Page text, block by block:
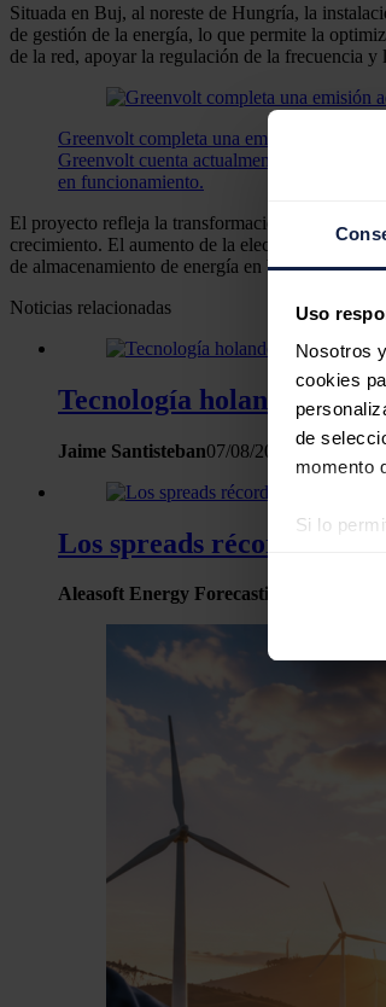
Uso
Nosotros y
cookies
de
momento
Si lo
Situada en Buj, al noreste de Hungría, la
de gestión de la energía, lo que permite la
de la red, apoyar la regulación de la frecuencia
Greenvolt completa una emisión adicional
Greenvolt cuenta actualmente con una
en funcionamiento.
El proyecto refleja la transformación tan amplia
crecimiento. El aumento de la electrificación, la
de almacenamiento de energía en baterías.
Noticias relacionadas
Tecnología holandesa de
Jaime Santisteban07/08/2026
Los spreads récord de
Aleasoft Energy Forecasting